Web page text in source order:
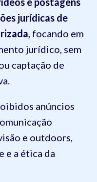
jurídicas de
, focando em
jurídico, sem
captação de
anúncios
e outdoors,
e a ética da